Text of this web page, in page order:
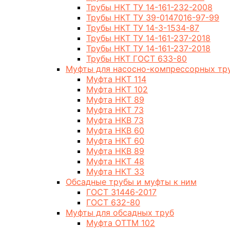
Трубы НКТ ТУ 14-161-232-2008
Трубы НКТ ТУ 39-0147016-97-99
Трубы НКТ ТУ 14-3-1534-87
Трубы НКТ ТУ 14-161-237-2018
Трубы НКТ ТУ 14-161-237-2018
Трубы НКТ ГОСТ 633-80
Муфты для насосно-компрессорных
Муфта НКТ 114
Муфта НКТ 102
Муфта НКТ 89
Муфта НКТ 73
Муфта НКВ 73
Муфта НКВ 60
Муфта НКТ 60
Муфта НКВ 89
Муфта НКТ 48
Муфта НКТ 33
Обсадные трубы и муфты к ним
ГОСТ 31446-2017
ГОСТ 632-80
Муфты для обсадных труб
Муфта ОТТМ 102